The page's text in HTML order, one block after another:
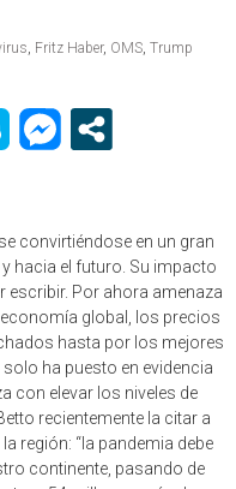
hacia el futuro. Su impacto
Por ahora amenaza
global, los precios
hasta por los mejores
ha puesto en evidencia
con elevar los niveles de
recientemente la citar a
región: “la pandemia debe
continente, pasando de
54 millones más de